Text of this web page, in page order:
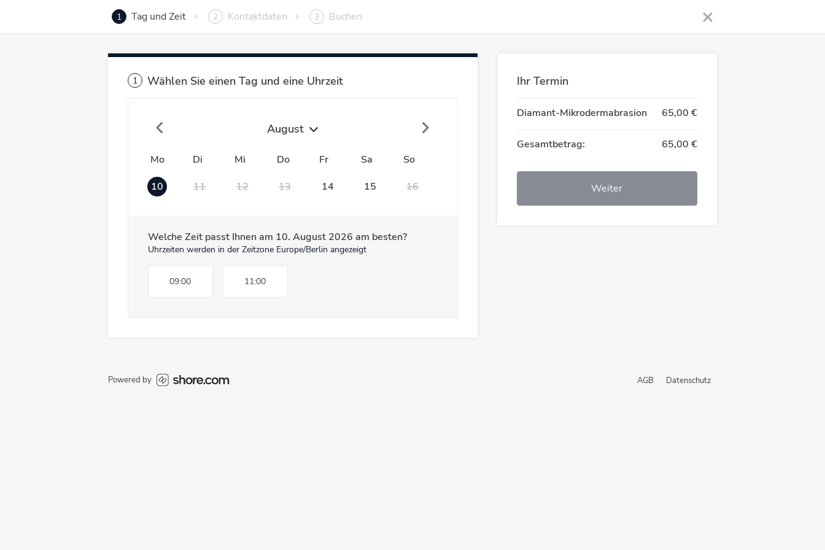
1 Tag und Zeit 2 Kontaktdaten 3 Buchen
1 Wählen Sie einen Tag und eine Uhrzeit
August
Mo Di Mi Do Fr Sa
So
10
11 12 13 14 15 16
Welche Zeit passt Ihnen am 10. August 2026 am besten?
Uhrzeiten werden in der Zeitzone Europe/Berlin angezeigt
09:00 11:00
Ihr Termin
Diamant-Mikrodermabrasion 65,00 €
Gesamtbetrag: 65,00 €
Weiter
Powered by AGB Datenschutz